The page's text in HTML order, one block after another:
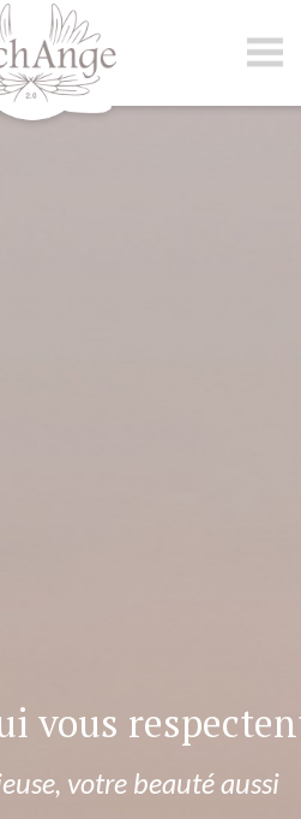
vous
votre beauté aussi